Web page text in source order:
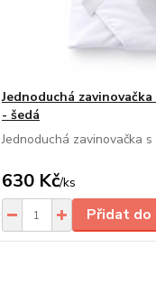
Jednoduchá
- šedá
Jednoduchá zavinovačka
630 Kč/ks
Přidat do